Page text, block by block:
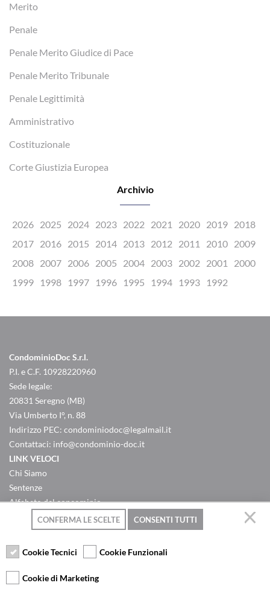
Merito
Penale
Penale Merito Giudice di Pace
Penale Merito Tribunale
Penale Legittimità
Amministrativo
Costituzionale
Corte Giustizia Europea
Archivio
2026 2025 2024 2023 2022 2021 2020 2019 2018
2017 2016 2015 2014 2013 2012 2011 2010 2009
2008 2007 2006 2005 2004 2003 2002 2001
2000
1999
1998 1997 1996 1995 1994 1993 1992
CondominioDoc S.r.l.
P.I. e C.F. 10928220960
Sede legale:
20831 Seregno (MB)
Via Umberto I°, n. 88
Indirizzo PEC: condominiodoc@legalmail.it
Contattaci: info@condominio-doc.it
LINK VELOCI
Chi Siamo
Sentenze
Alfabeto del concominio
Criteri ripartizione spese
Domande & Risposte
Contatti
Privacy Policy
Condizioni d'uso
CONFERMA LE SCELTE CONSENTI TUTTI
Cookie Tecnici Cookie Funzionali
Cookie di Marketing